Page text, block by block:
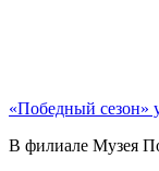
«Победный сезон»
В филиале Музея